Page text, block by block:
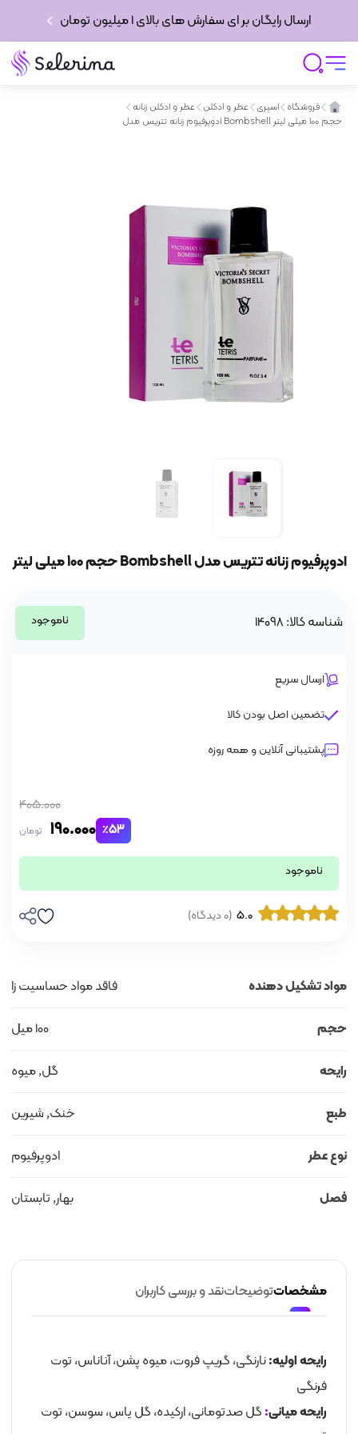
ارسال رایگان بر ای سفارش های بالای 1 میلیون تومان
فروشگاه اسپری عطر و ادکلن
عطر و ادکلن زنانه
ادوپرفیوم زنانه تتریس مدل Bombshell حجم 100 میلی لیتر
ادوپرفیوم زنانه تتریس مدل Bombshell حجم 100 میلی لیتر
مواد تشکیل دهنده فاقد مواد حساسیت زا
حجم 100 میل
رایحه گل, میوه
طبع خنک, شیرین
نوع عطر ادوپرفیوم
فصل بهار, تابستان
شناسه کالا: 14098 ناموجود
ارسال سریع
تضمین اصل بودن کالا
پشتیبانی آنلاین و همه روزه
405.000
190.000 تومان ٪53
ناموجود
5.0 (0 دیدگاه)
مشخصاتتوضیحاتنقد و بررسی کاربران
رایحه اولیه:نارنگی، گریپ فروت، میوه پشن، آناناس، توت
فرنگی
رایحه میانی: گل صدتومانی، ارکیده، گل یاس، سوسن، توت